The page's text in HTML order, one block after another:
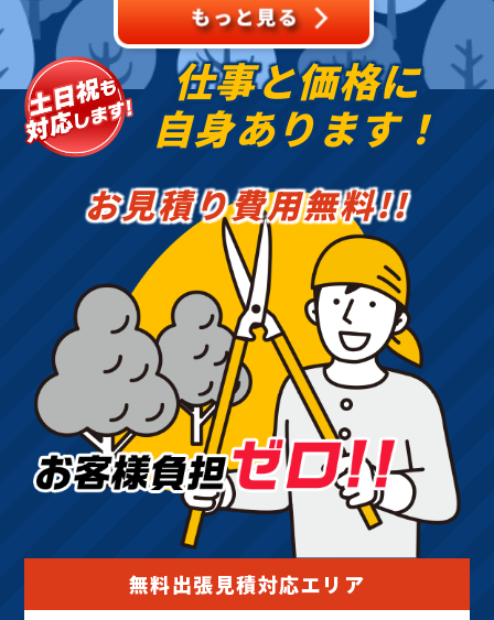
仕事と価格に
自身あります！
お見積り費用無料!!
無料出張見積対応エリア